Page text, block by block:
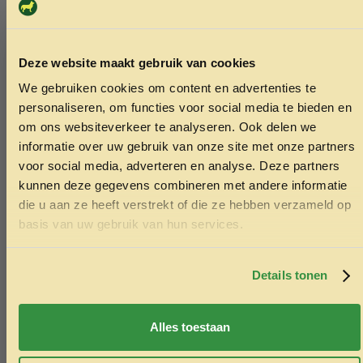
Deze website maakt gebruik van cookies
We gebruiken cookies om content en advertenties te
personaliseren, om functies voor social media te bieden en
om ons websiteverkeer te analyseren. Ook delen we
informatie over uw gebruik van onze site met onze partners
voor social media, adverteren en analyse. Deze partners
kunnen deze gegevens combineren met andere informatie
die u aan ze heeft verstrekt of die ze hebben verzameld op
basis van uw gebruik van hun services.
Details tonen
Alles toestaan
Premium halsband Parinca zwart 60-65
12.99
ONTVANG 5% KORTING OP
JE EERSTE BESTELLING!
Ontvang korting
Door je in te schrijven ga je akkoord met het ontvangen van
Nee, ik wil geen korting